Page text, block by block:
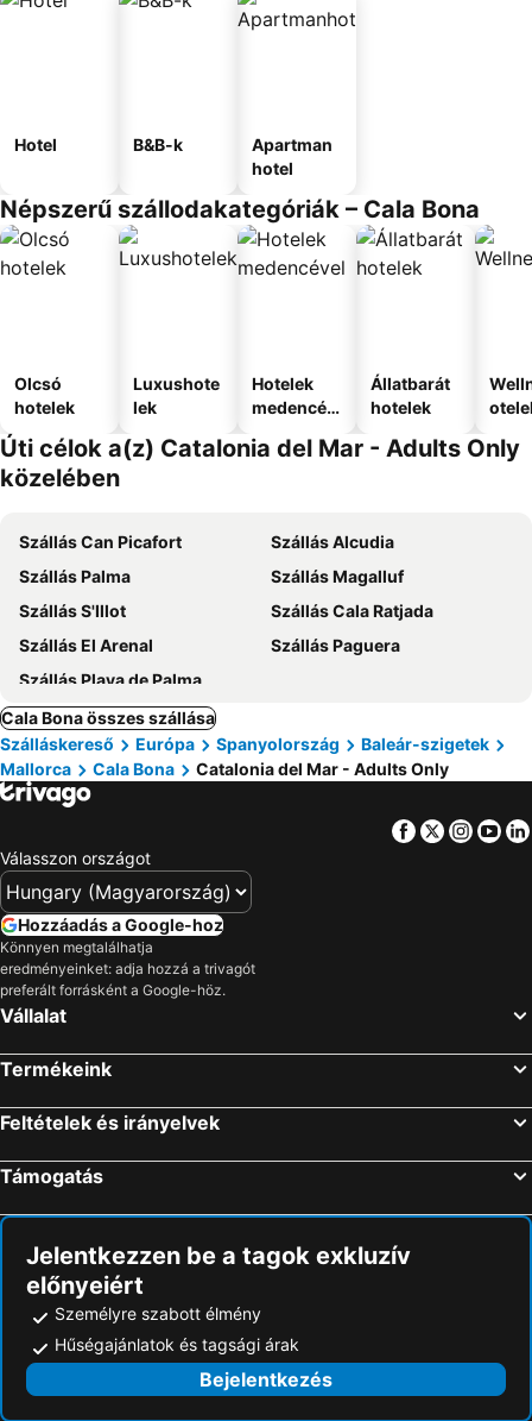
Hotel B&B-k
Apartman
hotel
Népszerű szállodakategóriák – Cala Bona
Olcsó
hotelek
Luxushote
lek
Hotelek
medencév
Állatbarát
hotelek
Úti célok a(z) Catalonia del Mar - Adults Only
közelében
Szállás Can Picafort
Szállás Alcudia
Szállás Palma
Szállás Magalluf
Szállás S'Illot
Szállás Cala Ratjada
Szállás El Arenal
Szállás Paguera
Szállás Playa de Palma
Cala Bona összes szállása
Szálláskereső
Európa Spanyolország
Baleár-szigetek
Mallorca
Cala Bona Catalonia del Mar - Adults Only
Facebook
Twitter
Válasszon országot
Hozzáadás a Google-hoz
Könnyen megtalálhatja
eredményeinket: adja hozzá a trivagót
preferált forrásként a Google-höz.
Vállalat
Termékeink
Feltételek és irányelvek
Támogatás
Jelentkezzen be a tagok exkluzív
előnyeiért
Személyre szabott élmény
Hűségajánlatok és tagsági árak
Bejelentkezés